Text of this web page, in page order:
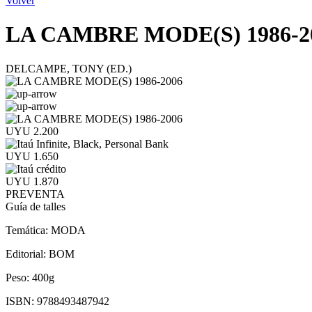
LA CAMBRE MODE(S) 1986-
DELCAMPE, TONY (ED.)
UYU 2.200
UYU 1.650
UYU 1.870
PREVENTA
Guía de talles
Temática: MODA
Editorial: BOM
Peso: 400g
ISBN: 9788493487942